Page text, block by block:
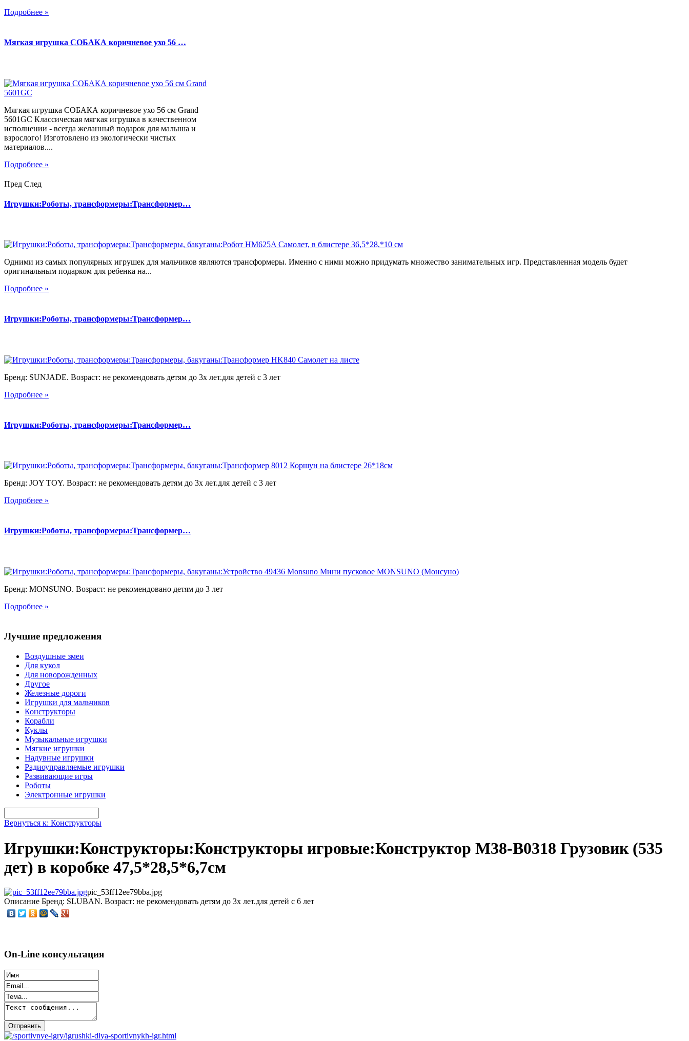
Подробнее »
Мягкая игрушка СОБАКА коричневое ухо 56 …
Мягкая игрушка СОБАКА коричневое ухо 56 см Grand
5601GC Классическая мягкая игрушка в качественном
исполнении - всегда желанный подарок для малыша и
взрослого! Изготовлено из экологически чистых
материалов....
Подробнее »
Пред След
Игрушки:Роботы, трансформеры:Трансформер…
Одними из самых популярных игрушек для мальчиков являются трансформеры. Именно с ними можно придумать множество занимательных игр. Представленная модель будет
оригинальным подарком для ребенка на...
Подробнее »
Игрушки:Роботы, трансформеры:Трансформер…
Бренд: SUNJADE. Возраст: не рекомендовать детям до 3х лет.для детей с 3 лет
Подробнее »
Игрушки:Роботы, трансформеры:Трансформер…
Бренд: JOY TOY. Возраст: не рекомендовать детям до 3х лет.для детей с 3 лет
Подробнее »
Игрушки:Роботы, трансформеры:Трансформер…
Бренд: MONSUNO. Возраст: не рекомендовано детям до 3 лет
Подробнее »
Лучшие предложения
Воздушные змеи
Для кукол
Для новорожденных
Другое
Железные дороги
Игрушки для мальчиков
Конструкторы
Корабли
Куклы
Музыкальные игрушки
Мягкие игрушки
Надувные игрушки
Радиоуправляемые игрушки
Развивающие игры
Роботы
Электронные игрушки
Вернуться к: Конструкторы
Игрушки:Конструкторы:Конструкторы игровые:Конструктор M38-B0318 Грузовик (535
дет) в коробке 47,5*28,5*6,7см
pic_53ff12ee79bba.jpg
Описание Бренд: SLUBAN. Возраст: не рекомендовать детям до 3х лет.для детей с 6 лет
On-Line консультация